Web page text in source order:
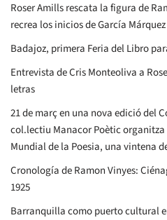
Roser Amills rescata la figura de
recrea los inicios de García
Badajoz, primera Feria del Libro
Entrevista de Cris Monteoliva a
letras
21 de març en una nova edició del
col.lectiu Manacor Poètic
Mundial de la Poesia, una vintena
Cronología de Ramon Vinyes:
1925
Barranquilla como puerto cultural